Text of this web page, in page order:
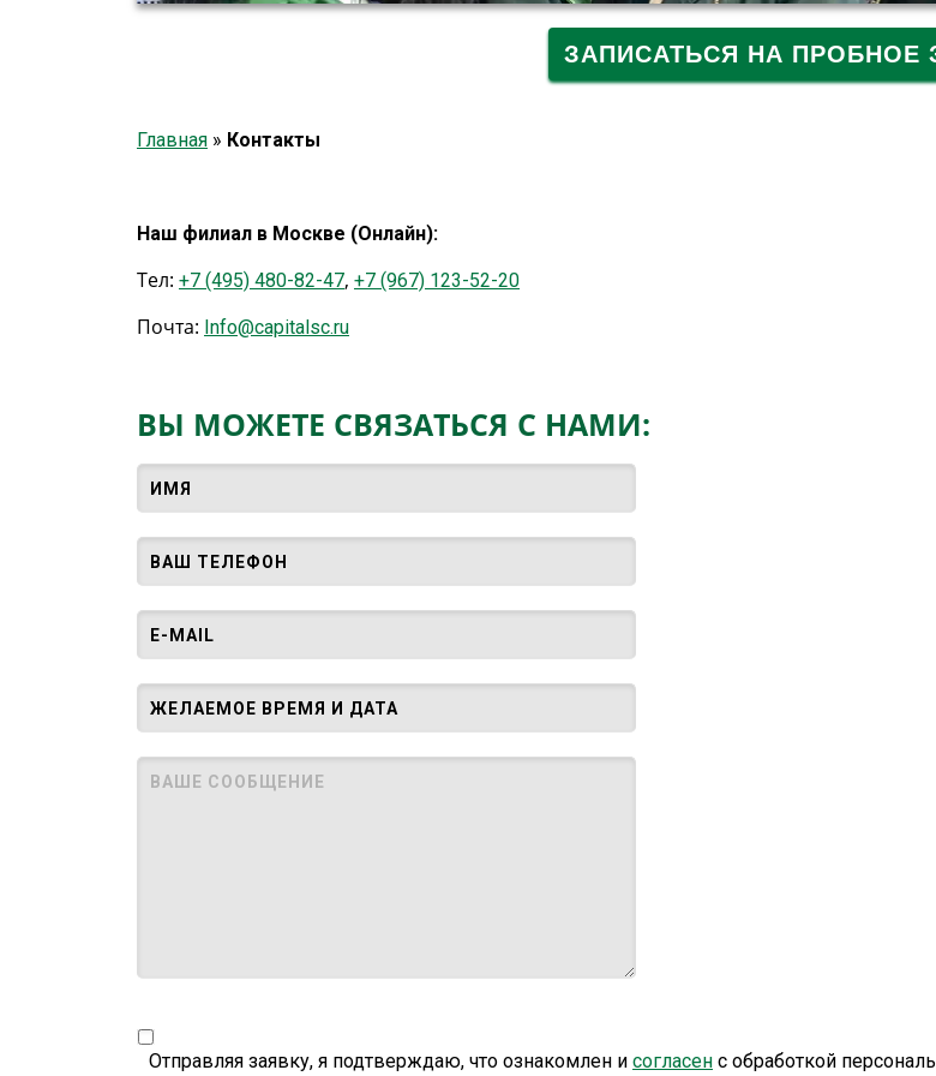
ЗАПИСАТЬСЯ НА ПРОБНОЕ
Главная » Контакты
Наш филиал в Москве (Онлайн):
Тел: +7 (495) 480-82-47, +7 (967) 123-52-20
Почта: Info@capitalsc.ru
ВЫ МОЖЕТЕ СВЯЗАТЬСЯ С НАМИ:
Отправляя заявку, я подтверждаю, что ознакомлен и согласен с обработкой